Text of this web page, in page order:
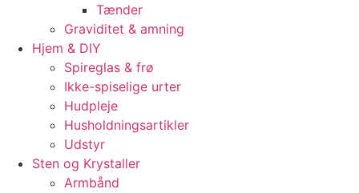
Tænder
Graviditet & amning
Hjem & DIY
Spireglas & frø
Ikke-spiselige urter
Hudpleje
Husholdningsartikler
Udstyr
Sten og Krystaller
Armbånd